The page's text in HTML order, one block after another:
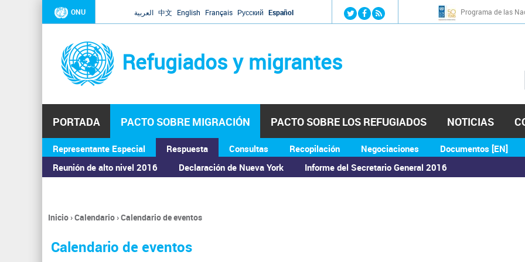
Jump to navigation
ONU العربية 中文 English Français Русский Español Programa de las
Refugiados y migrantes
PORTADA PACTO SOBRE MIGRACIÓN
Representante Especial
Respuesta
Reunión de alto nivel 2016
Declaración de Nueva York Informe del Secretario General 2016
Consultas Recopilación Negociaciones Documentos [EN]
PACTO SOBRE LOS REFUGIADOS NOTICIAS
ASAMBLEA GENERAL
Se
encuentra
usted
Inicio›Calendario›Calendario de eventos
Calendario de eventos